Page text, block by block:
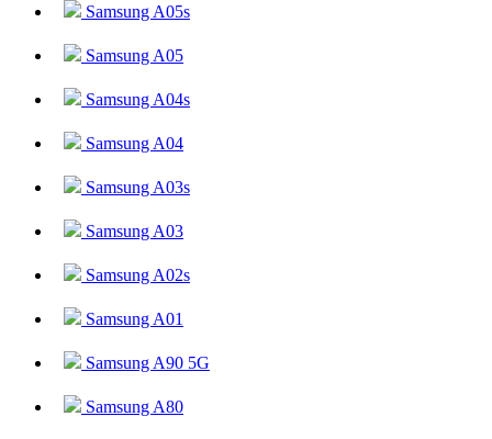
Samsung A05s
Samsung A05
Samsung A04s
Samsung A04
Samsung A03s
Samsung A03
Samsung A02s
Samsung A01
Samsung A90 5G
Samsung A80